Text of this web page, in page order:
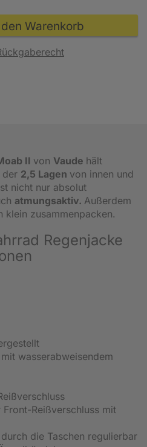
Warenkorb
II von Vaude hält
der 2,5 Lagen von innen und
nicht nur absolut
atmungsaktiv. Außerdem
klein zusammenpacken.
Regenjacke
wasserabweisendem
Front-Reißverschluss mit
die Taschen regulierbar